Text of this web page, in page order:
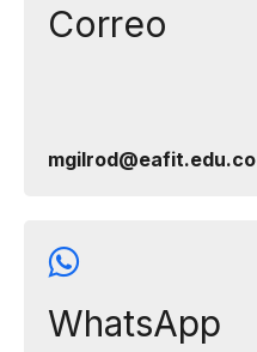
Correo
mgilrod@eafit.edu.co​
WhatsApp